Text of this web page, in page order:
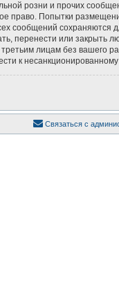
розни и прочих
право. Попытки
сообщений сохраняются
перенести или закрыть
лицам без вашего
к несанкционированному
Связаться с